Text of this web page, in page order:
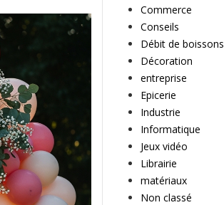
Commerce
Conseils
Débit de boissons
Décoration
entreprise
Epicerie
Industrie
Informatique
Jeux vidéo
Librairie
matériaux
Non classé